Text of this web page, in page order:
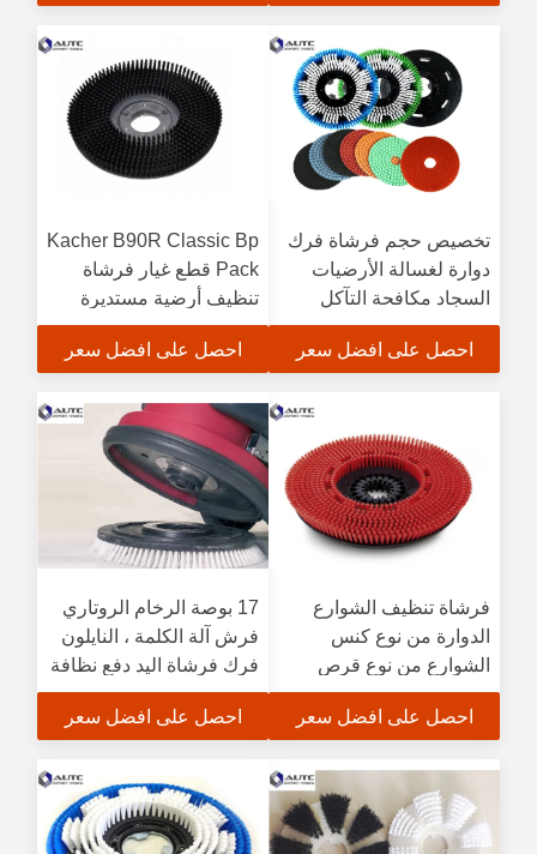
تخصيص حجم فرشاة فرك
دوارة لغسالة الأرضيات
السجاد مكافحة التآكل
احصل على افضل سعر
Kacher B90R Classic Bp
Pack قطع غيار فرشاة
تنظيف أرضية مستديرة
دوارة لغسالة Gadlee
سهلة التركيب
احصل على افضل سعر
فرشاة تنظيف الشوارع
الدوارة من نوع كنس
الشوارع من نوع قرص
تنظيف الطرق من مادة
احصل على افضل سعر
17 بوصة الرخام الروتاري
فرش آلة الكلمة ، النايلون
فرك فرشاة اليد دفع نظافة
الفندق
احصل على افضل سعر